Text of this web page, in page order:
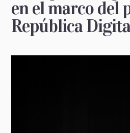
en el marco del
República